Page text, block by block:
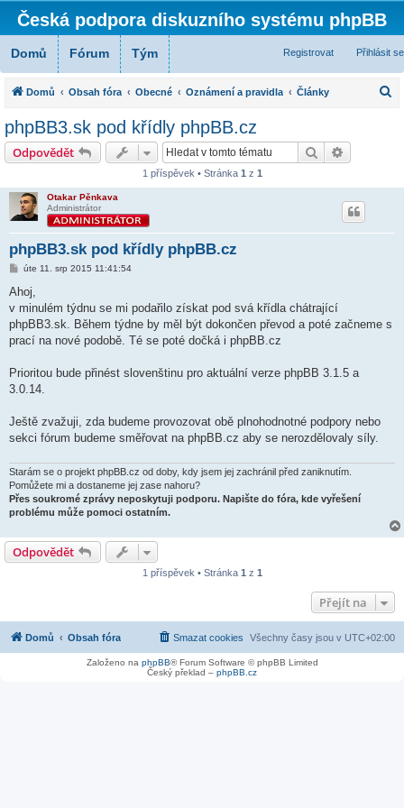
Česká podpora diskuzního systému phpBB
Domů Fórum Tým Přihlásit se
Registrovat
Domů Obsah fóra Obecné Oznámení a pravidla Články
phpBB3.sk pod křídly phpBB.cz
Odpovědět Hledat
1 příspěvek • Stránka 1 z 1
Otakar Pěnkava
Administrátor
phpBB3.sk pod křídly phpBB.cz
P
í
p
ě
v
e
úte 11. srp 2015 11:41:54
Ahoj,
v minulém týdnu se mi podařilo získat pod svá křídla chátrající
phpBB3.sk. Během týdne by měl být dokončen převod a poté začneme s
prací na nové podobě. Té se poté dočká i phpBB.cz
Prioritou bude přinést slovenštinu pro aktuální verze phpBB 3.1.5 a
3.0.14.
Ještě zvažuji, zda budeme provozovat obě plnohodnotné podpory nebo
sekci fórum budeme směřovat na phpBB.cz aby se nerozdělovaly síly.
Starám se o projekt phpBB.cz od doby, kdy jsem jej zachránil před zaniknutím.
Pomůžete mi a dostaneme jej zase nahoru?
Přes soukromé zprávy neposkytuji podporu. Napište do fóra, kde vyřešení
problému může pomoci ostatním.
Odpovědět
1 příspěvek • Stránka 1 z 1
Přejít na
Domů Obsah fóra Všechny časy jsou v UTC+02:00
Smazat cookies
Založeno na phpBB® Forum Software © phpBB Limited
Český překlad – phpBB.cz